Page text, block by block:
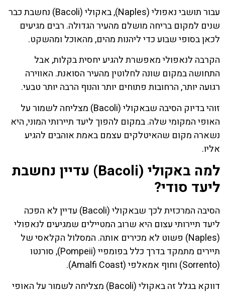
עבור תושבי נאפולי (Naples), באקולי (Bacoli) נחשבת כבר
שנים למקום בריחה מושלם מהעיר הגדולה. רבים מגיעים
לכאן בסופי שבוע כדי ליהנות מהים, מהאוכל ומהשקט.
הקרבה לנאפולי מאפשרת להגיע יחסית בקלות, אבל
התחושה במקום שונה לחלוטין מהעיר הסואנת. האווירה
רגועה יותר, הרחובות פתוחים יותר והנוף הרבה יותר טבעי.
זוהי בדיוק הסיבה שבאקולי (Bacoli) מצליחה לשמור על
האופי המקומי שלה. במקום להפוך ליעד תיירותי המוני, היא
נשארה מקום שהאיטלקים עצמם באמת אוהבים להגיע
אליו.
למה באקולי (Bacoli) עדיין נחשבת
ליעד סודי?
הסיבה המרכזית לכך שבאקולי (Bacoli) עדיין לא הפכה
ליעד תיירותי עצום היא שרוב המטיילים שמגיעים לנאפולי
(Naples) פשוט לא מכירים אותה. המסלול הקלאסי של
תיירים מתמקד בדרך כלל בפומפיי (Pompeii), סורנטו
(Sorrento) וחוף אמאלפי (Amalfi Coast).
דווקא בגלל זה באקולי (Bacoli) מצליחה לשמור על האופי